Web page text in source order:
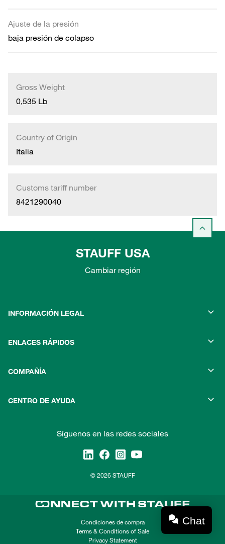
Ajuste de la presión
baja presión de colapso
Gross Weight
0,535 Lb
Country of Origin
Italia
Customs tariff number
8421290040
STAUFF USA
Cambiar región
INFORMACIÓN LEGAL
ENLACES RÁPIDOS
COMPAÑÍA
CENTRO DE AYUDA
Síguenos en las redes sociales
© 2026 STAUFF
Condiciones de compra
Terms & Conditions of Sale
Privacy Statement
Chat